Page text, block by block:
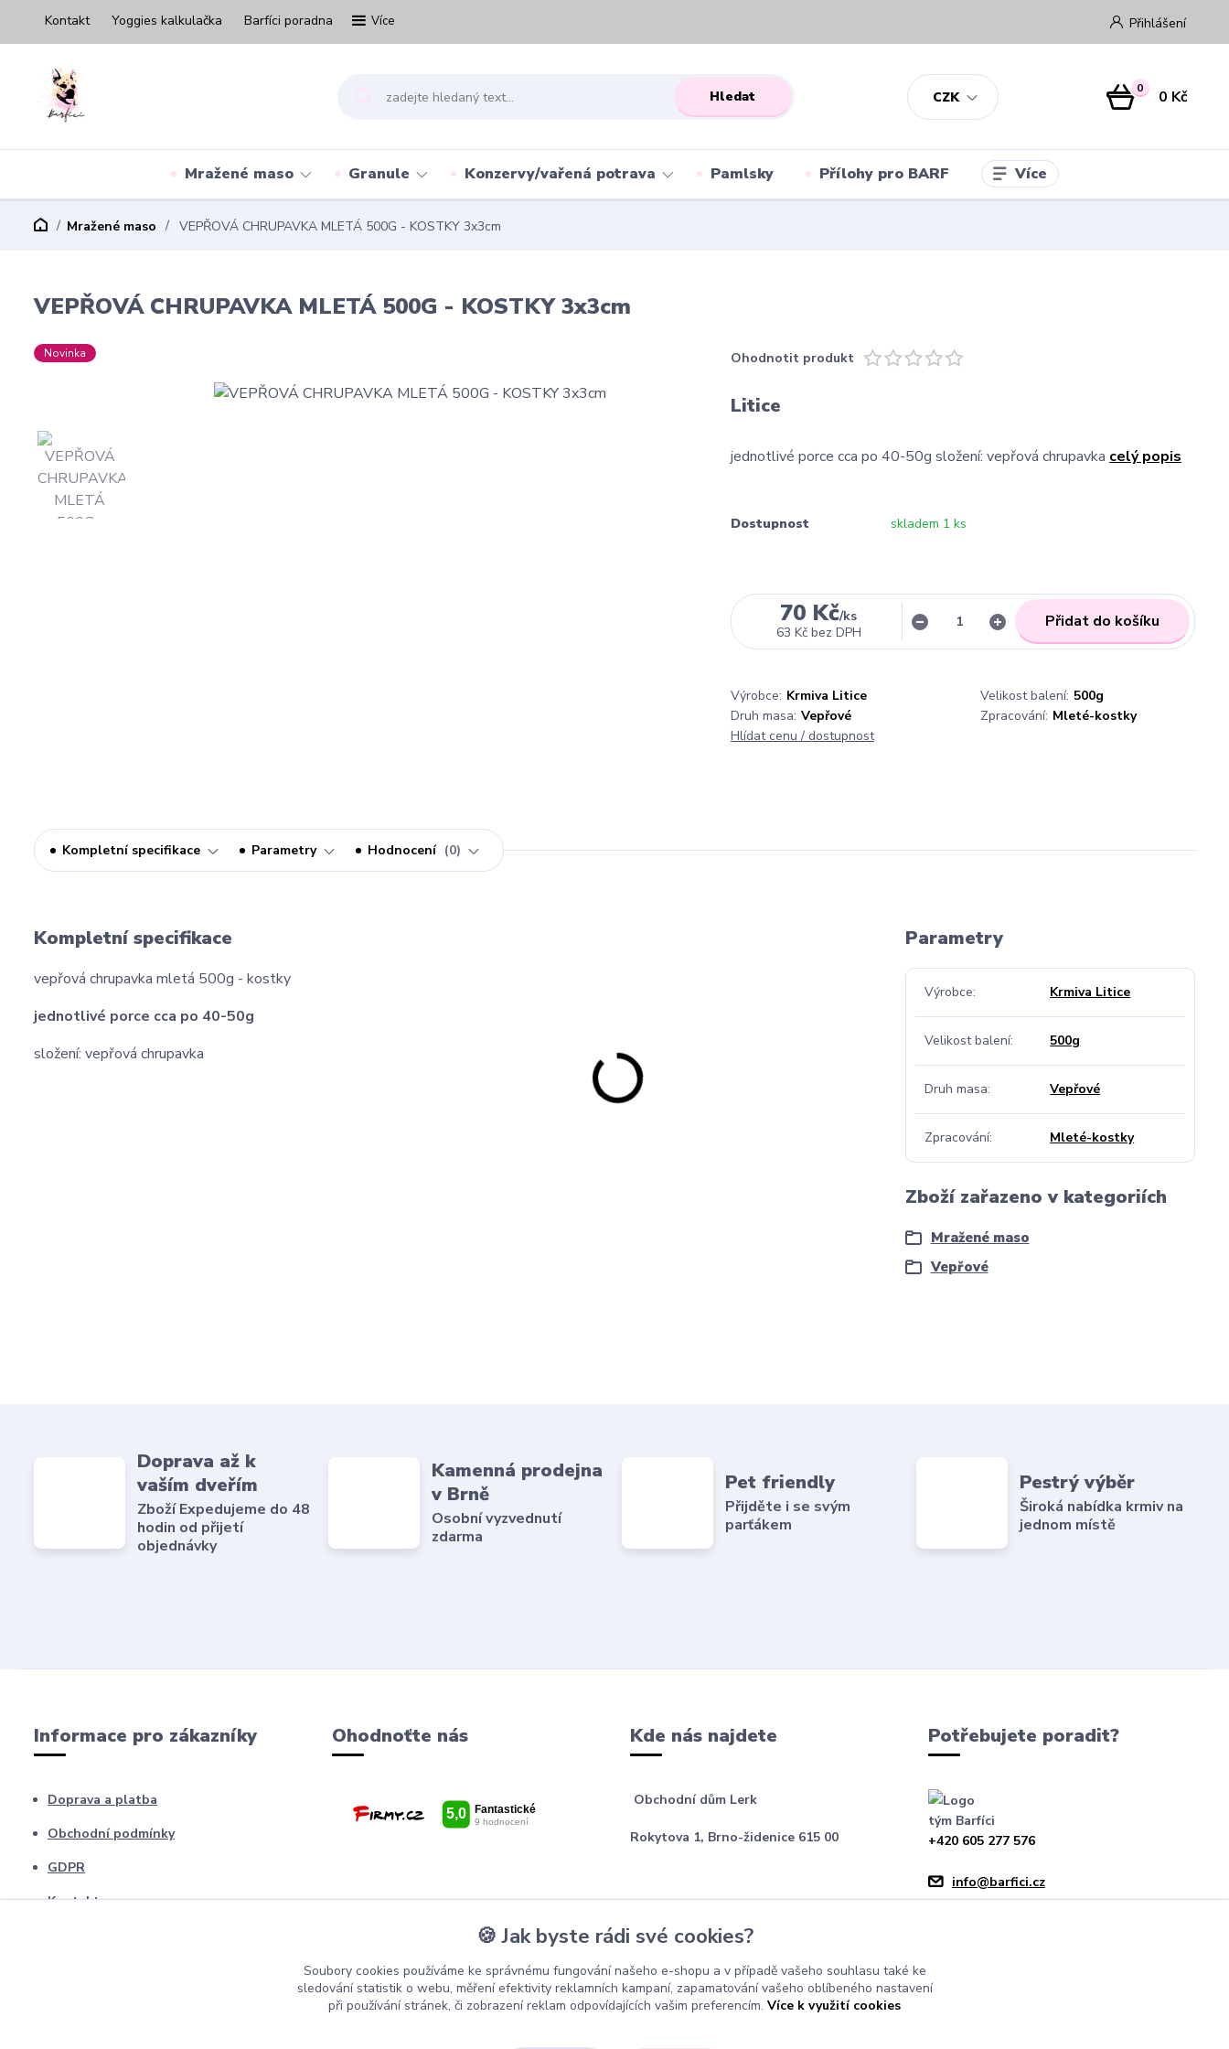
Kontakt Yoggies kalkulačka Barfíci poradna Více
CZK
Přihlášení
Hledat 0 0 Kč
Mražené maso Granule Konzervy/vařená potrava Pamlsky Přílohy pro BARF Více
Mražené maso VEPŘOVÁ CHRUPAVKA MLETÁ 500G - KOSTKY 3x3cm
VEPŘOVÁ CHRUPAVKA MLETÁ 500G - KOSTKY 3x3cm
Novinka Ohodnotit produkt
Litice
jednotlivé porce cca po 40-50g složení: vepřová chrupavka celý popis
Dostupnost skladem 1 ks
70 Kč/ks
63 Kč bez DPH
Přidat do košíku
Výrobce: Krmiva Litice Velikost balení: 500g
Druh masa: Vepřové Zpracování: Mleté-kostky
Hlídat cenu / dostupnost
Kompletní specifikace Parametry Hodnocení 0
Kompletní specifikace
vepřová chrupavka mletá 500g - kostky
jednotlivé porce cca po 40-50g
složení: vepřová chrupavka
Parametry
Výrobce Krmiva Litice
Velikost balení 500g
Druh masa Vepřové
Zpracování Mleté-kostky
Zboží zařazeno v kategoriích
Mražené maso
Vepřové
Doprava až k
vaším dveřím
Zboží Expedujeme do 48
hodin od přijetí
objednávky
Kamenná prodejna
v Brně
Osobní vyzvednutí
zdarma
Pet friendly
Přijděte i se svým
parťákem
Pestrý výběr
Široká nabídka krmiv na
jednom místě
Informace pro zákazníky
Doprava a platba
Obchodní podmínky
GDPR
Kontakty
Ohodnoťte nás Kde nás najdete
Obchodní dům Lerk
Rokytova 1, Brno-židenice 615 00
Potřebujete poradit?
tým Barfíci
+420 605 277 576
info@barfici.cz
🍪 Jak byste rádi své cookies?
Soubory cookies používáme ke správnému fungování našeho e-shopu a v případě vašeho souhlasu také ke
sledování statistik o webu, měření efektivity reklamních kampaní, zapamatování vašeho oblíbeného nastavení
při používání stránek, či zobrazení reklam odpovídajících vašim preferencím. Více k využití cookies